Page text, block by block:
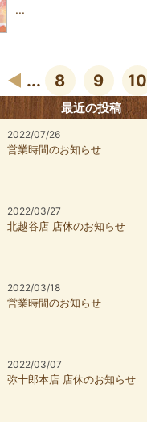
...
◀︎ ... 8 9 10
最近の投稿
2022/07/26
営業時間のお知らせ
2022/03/27
北越谷店 店休のお知らせ
2022/03/18
営業時間のお知らせ
2022/03/07
弥十郎本店 店休のお知らせ